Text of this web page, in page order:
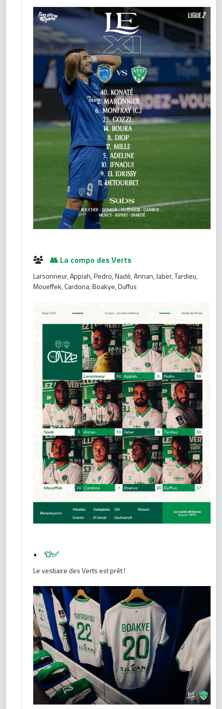
👥 La compo des Verts
Larsonneur, Appiah, Pedro, Nadé, Annan, Jaber, Tardieu,
Moueffek, Cardona, Boakye, Duffus
• 👕✅
Le vestiaire des Verts est prêt !